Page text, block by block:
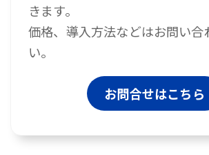
きます。
価格、導入方法などはお問い合
い。
お問合せはこちら